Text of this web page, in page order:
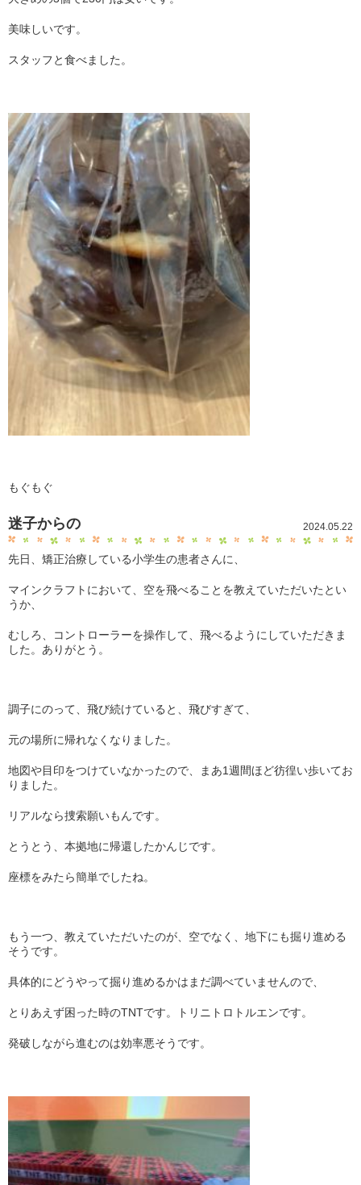
美味しいです。
スタッフと食べました。
もぐもぐ
2024.05.22
迷子からの
先日、矯正治療している小学生の患者さんに、
マインクラフトにおいて、空を飛べることを教えていただいたとい
うか、
むしろ、コントローラーを操作して、飛べるようにしていただきま
した。ありがとう。
調子にのって、飛び続けていると、飛びすぎて、
元の場所に帰れなくなりました。
地図や目印をつけていなかったので、まあ1週間ほど彷徨い歩いてお
りました。
リアルなら捜索願いもんです。
とうとう、本拠地に帰還したかんじです。
座標をみたら簡単でしたね。
もう一つ、教えていただいたのが、空でなく、地下にも掘り進める
そうです。
具体的にどうやって掘り進めるかはまだ調べていませんので、
とりあえず困った時のTNTです。トリニトロトルエンです。
発破しながら進むのは効率悪そうです。